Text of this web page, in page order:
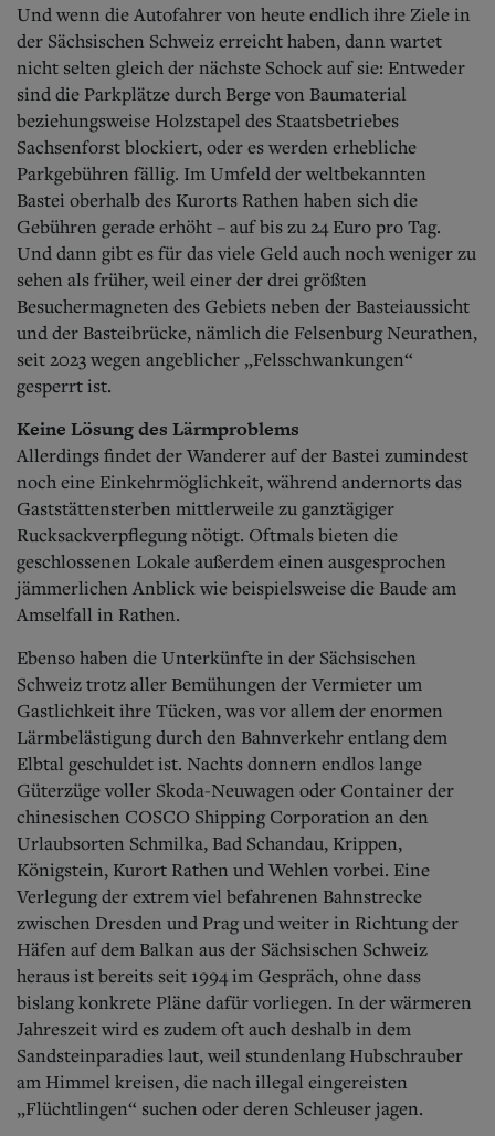
Und wenn die Autofahrer von heute endlich ihre Ziele in
der Sächsischen Schweiz erreicht haben, dann wartet
nicht selten gleich der nächste Schock auf sie: Entweder
sind die Parkplätze durch Berge von Baumaterial
beziehungsweise Holzstapel des Staatsbetriebes
Sachsenforst blockiert, oder es werden erhebliche
Parkgebühren fällig. Im Umfeld der weltbekannten
Bastei oberhalb des Kurorts Rathen haben sich die
Gebühren gerade erhöht – auf bis zu 24 Euro pro Tag.
Und dann gibt es für das viele Geld auch noch weniger zu
sehen als früher, weil einer der drei größten
Besuchermagneten des Gebiets neben der Basteiaussicht
und der Basteibrücke, nämlich die Felsenburg Neurathen,
seit 2023 wegen angeblicher „Felsschwankungen“
gesperrt ist.
Keine Lösung des Lärmproblems
Allerdings findet der Wanderer auf der Bastei zumindest
noch eine Einkehrmöglichkeit, während andernorts das
Gaststättensterben mittlerweile zu ganztägiger
Rucksackverpflegung nötigt. Oftmals bieten die
geschlossenen Lokale außerdem einen ausgesprochen
jämmerlichen Anblick wie beispielsweise die Baude am
Amselfall in Rathen.
Ebenso haben die Unterkünfte in der Sächsischen
Schweiz trotz aller Bemühungen der Vermieter um
Gastlichkeit ihre Tücken, was vor allem der enormen
Lärmbelästigung durch den Bahnverkehr entlang dem
Elbtal geschuldet ist. Nachts donnern endlos lange
Güterzüge voller Skoda-Neuwagen oder Container der
chinesischen COSCO Shipping Corporation an den
Urlaubsorten Schmilka, Bad Schandau, Krippen,
Königstein, Kurort Rathen und Wehlen vorbei. Eine
Verlegung der extrem viel befahrenen Bahnstrecke
zwischen Dresden und Prag und weiter in Richtung der
Häfen auf dem Balkan aus der Sächsischen Schweiz
heraus ist bereits seit 1994 im Gespräch, ohne dass
bislang konkrete Pläne dafür vorliegen. In der wärmeren
Jahreszeit wird es zudem oft auch deshalb in dem
Sandsteinparadies laut, weil stundenlang Hubschrauber
am Himmel kreisen, die nach illegal eingereisten
„Flüchtlingen“ suchen oder deren Schleuser jagen.